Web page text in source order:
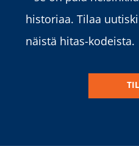
historiaa. Tilaa
näistä hitas-kodeista.